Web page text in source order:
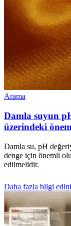
Arama
Damla suyun
üzerindeki
Damla su, pH
denge için önemli
edilmelidir.
Daha fazla bilgi